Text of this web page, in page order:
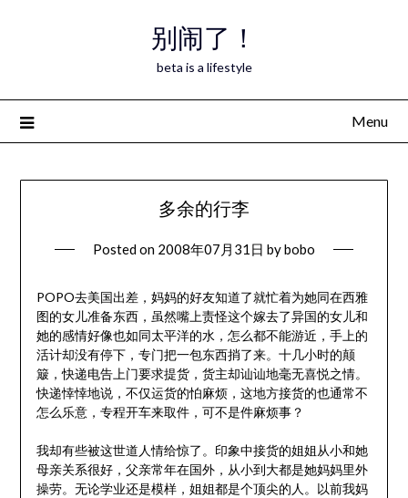
别闹了！
beta is a lifestyle
Menu
多余的行李
Posted on 2008年07月31日 bybobo
POPO去美国出差，妈妈的好友知道了就忙着为她同在西雅
图的女儿准备东西，虽然嘴上责怪这个嫁去了异国的女儿和
她的感情好像也如同太平洋的水，怎么都不能游近，手上的
活计却没有停下，专门把一包东西捎了来。十几小时的颠
簸，快递电告上门要求提货，货主却讪讪地毫无喜悦之情。
快递悻悻地说，不仅运货的怕麻烦，这地方接货的也通常不
怎么乐意，专程开车来取件，可不是件麻烦事？
我却有些被这世道人情给惊了。印象中接货的姐姐从小和她
母亲关系很好，父亲常年在国外，从小到大都是她妈妈里外
操劳。无论学业还是模样，姐姐都是个顶尖的人。以前我妈